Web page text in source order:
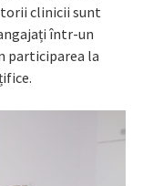
clinicii sunt
într-un
participarea la